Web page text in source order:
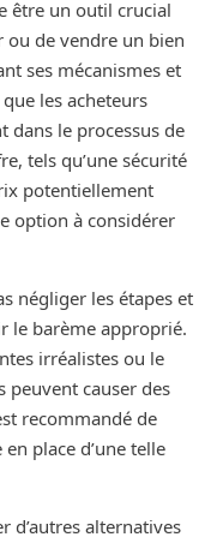
être un outil crucial
ou de vendre un bien
ses mécanismes et
les acheteurs
dans le processus de
tels qu’une sécurité
potentiellement
option à considérer
négliger les étapes et
le barème approprié.
irréalistes ou le
peuvent causer des
recommandé de
place d’une telle
d’autres alternatives